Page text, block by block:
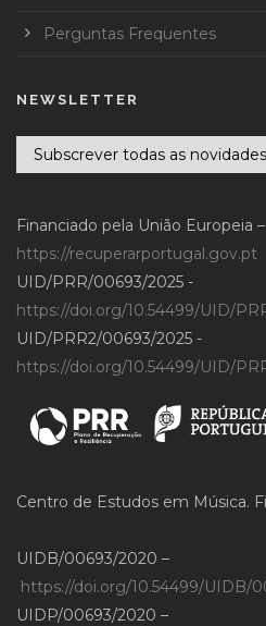
Perguntas Frequentes
NEWSLETTER
Subscrever todas as novidades
Financiado pela União Europeia
https://recuperarportugal.gov.pt
UID/PRR/00693/2025 -
https://doi.org/10.54499/UID/
UID/PRR2/00693/2025 -
https://doi.org/10.54499/UID/
Centro de Estudos em Música.
UIDB/00693/2020 –
https://doi.org/10.54499/UIDB/
UIDP/00693/2020 –